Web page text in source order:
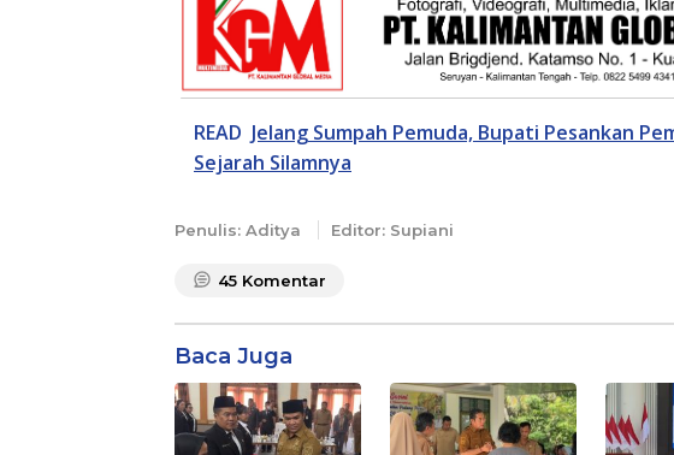
READ Jelang Sumpah Pemuda, Bupati Pesankan
Sejarah Silamnya
Penulis: Aditya Editor: Supiani
45 Komentar
Baca Juga